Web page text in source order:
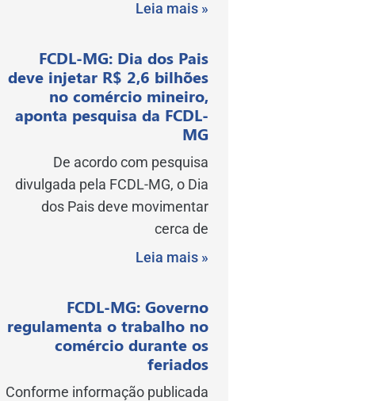
Leia mais »
FCDL-MG: Dia dos Pais
deve injetar R$ 2,6 bilhões
no comércio mineiro,
aponta pesquisa da FCDL-
MG
De acordo com pesquisa
divulgada pela FCDL-MG, o Dia
dos Pais deve movimentar
cerca de
Leia mais »
FCDL-MG: Governo
regulamenta o trabalho no
comércio durante os
feriados
Conforme informação publicada